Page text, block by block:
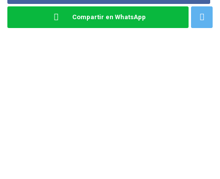
Compartir en WhatsApp